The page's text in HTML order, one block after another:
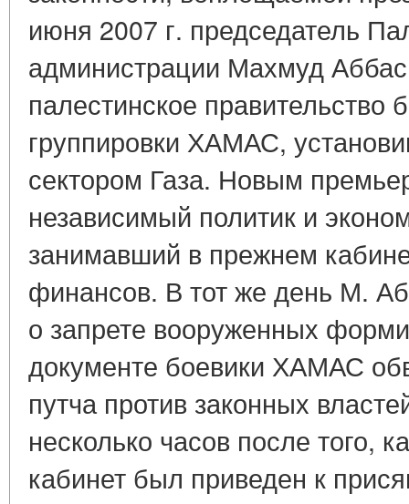
июня 2007 г. председатель
администрации Махмуд
палестинское правительство
группировки ХАМАС,
сектором Газа. Новым
независимый политик и
занимавший в прежнем
финансов. В тот же день М.
о запрете вооруженных
документе боевики ХАМАС
путча против законных
несколько часов после того,
кабинет был приведен к